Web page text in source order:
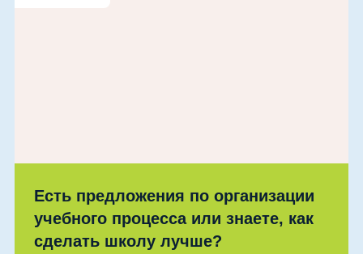
Есть предложения по организации
учебного процесса или знаете, как
сделать школу лучше?